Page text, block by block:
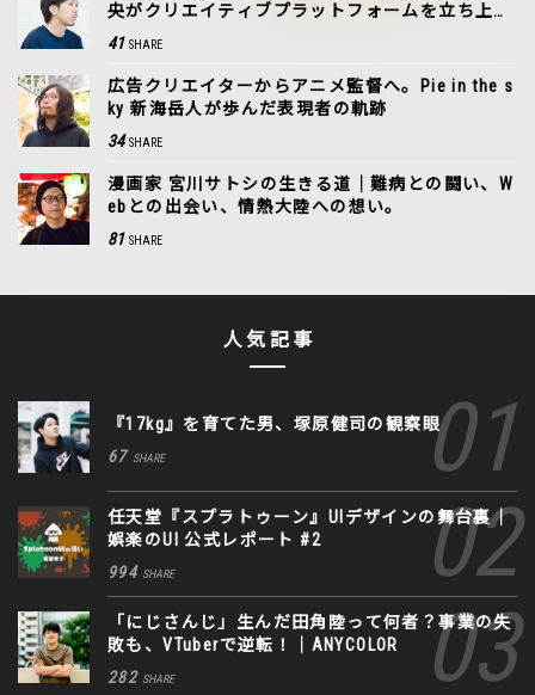
央がクリエイティブプラットフォームを立ち上げ
た理由
41 SHARE
広告クリエイターからアニメ監督へ。Pie in the s
ky 新海岳人が歩んだ表現者の軌跡
34 SHARE
漫画家 宮川サトシの生きる道｜難病との闘い、W
ebとの出会い、情熱大陸への想い。
81 SHARE
人気記事
『17kg』を育てた男、塚原健司の観察眼
67 SHARE
任天堂『スプラトゥーン』UIデザインの舞台裏｜
娯楽のUI 公式レポート #2
994 SHARE
「にじさんじ」生んだ田角陸って何者？事業の失
敗も、VTuberで逆転！｜ANYCOLOR
282 SHARE